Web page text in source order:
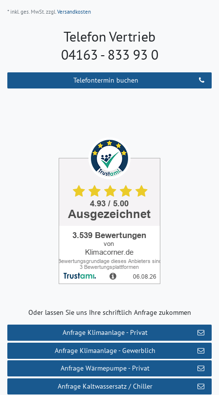
* inkl. ges. MwSt. zzgl.Versandkosten
Telefon Vertrieb
04163 - 833 93 0
Telefontermin buchen
Oder lassen Sie uns Ihre schriftlich Anfrage zukommen
Anfrage Klimaanlage - Privat
Anfrage Klimaanlage - Gewerblich
Anfrage Wärmepumpe - Privat
Anfrage Kaltwassersatz / Chiller